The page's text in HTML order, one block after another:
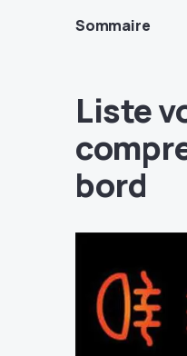
Sommaire
Liste
bord